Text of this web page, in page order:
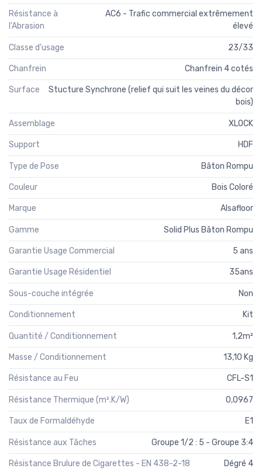
Résistance à
l'Abrasion
AC6 - Trafic commercial extrêmement
élevé
Classe d'usage 23/33
Chanfrein Chanfrein 4 cotés
Surface
Stucture Synchrone (relief qui suit les veines du décor
bois)
Assemblage XLOCK
Support HDF
Type de Pose Bâton Rompu
Couleur Bois Coloré
Marque Alsafloor
Gamme Solid Plus Bâton Rompu
Garantie Usage Commercial 5 ans
Garantie Usage Résidentiel 35ans
Sous-couche intégrée Non
Conditionnement Kit
Quantité / Conditionnement 1,2m²
Masse / Conditionnement 13,10 Kg
Résistance au Feu CFL-S1
Résistance Thermique (m².K/W) 0,0967
Taux de Formaldéhyde E1
Résistance aux Tâches Groupe 1/2 : 5 - Groupe 3:4
Résistance Brulure de Cigarettes - EN 438-2-18 Dégré 4